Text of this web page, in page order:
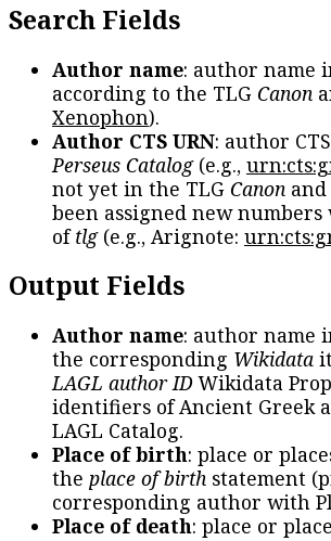
Search Fields
Author name: author name
according to the TLG Canon
Xenophon).
Author CTS URN: author
Perseus Catalog(e.g.,
not yet in the TLG Canon
been assigned new
oftlg(e.g., Arignote:
Output Fields
Author name: author name
the corresponding Wikidata
LAGL author IDWikidata
identifiers of Ancient Greek
LAGL Catalog.
Place of birth: place or
the place of birth statement
corresponding author with
Place of death: place or